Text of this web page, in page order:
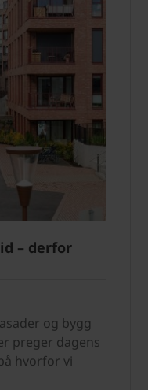
– derfor
og bygg
preger dagens
hvorfor vi